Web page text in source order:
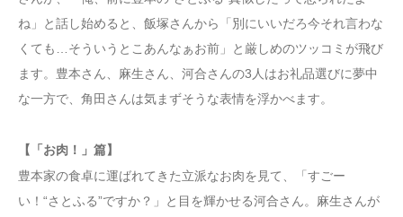
ね」と話し始めると、飯塚さんから「別にいいだろ今それ⾔わな
くても…そういうとこあんなぁお前」と厳しめのツッコミが飛び
ます。豊本さん、麻生さん、河合さんの3人はお礼品選びに夢中
な一方で、角田さんは気まずそうな表情を浮かべます。
【「お肉！」篇】
豊本家の食卓に運ばれてきた立派なお肉を見て、「すごー
い！“さとふる”ですか？」と目を輝かせる河合さん。麻生さんが